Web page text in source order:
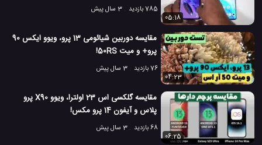
785 بازدید
3 سال پیش
05:18
مقایسه دوربین شیائومی 13 پرو، ویوو ایکس 90
پرو+ و میت 50RS!
76 بازدید
3 سال پیش
04:23
مقایسه گلکسی اس 23 اولترا، ویوو X90 پرو
پلاس و آیفون 14 پرو مکس!
68 بازدید
3 سال پیش
06:25